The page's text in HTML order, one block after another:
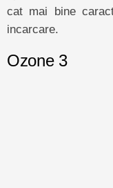
cat mai bine
incarcare.
Ozone 3